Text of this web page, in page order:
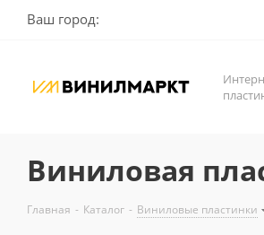
Ваш город:
Виниловая
Главная - Каталог - Виниловые пластинки